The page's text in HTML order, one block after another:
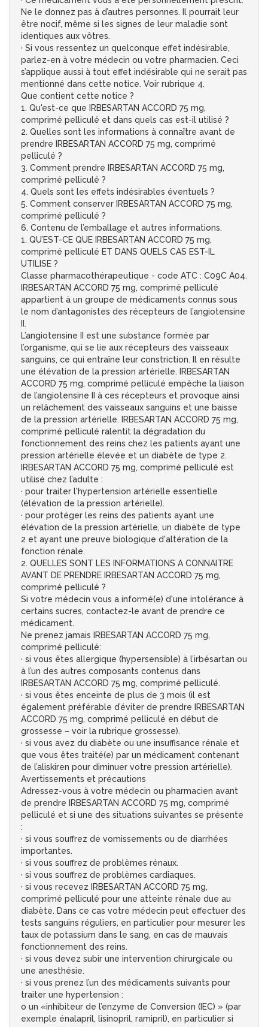
Ne le donnez pas à d’autres personnes. Il pourrait leur
être nocif, même si les signes de leur maladie sont
identiques aux vôtres.
· Si vous ressentez un quelconque effet indésirable,
parlez-en à votre médecin ou votre pharmacien. Ceci
s’applique aussi à tout effet indésirable qui ne serait pas
mentionné dans cette notice. Voir rubrique 4.
Que contient cette notice ?
1. Qu'est-ce que IRBESARTAN ACCORD 75 mg,
comprimé pelliculé et dans quels cas est-il utilisé ?
2. Quelles sont les informations à connaître avant de
prendre IRBESARTAN ACCORD 75 mg, comprimé
pelliculé ?
3. Comment prendre IRBESARTAN ACCORD 75 mg,
comprimé pelliculé ?
4. Quels sont les effets indésirables éventuels ?
5. Comment conserver IRBESARTAN ACCORD 75 mg,
comprimé pelliculé ?
6. Contenu de l’emballage et autres informations.
1. QU’EST-CE QUE IRBESARTAN ACCORD 75 mg,
comprimé pelliculé ET DANS QUELS CAS EST-IL
UTILISE ?
Classe pharmacothérapeutique - code ATC : C09C A04.
IRBESARTAN ACCORD 75 mg, comprimé pelliculé
appartient à un groupe de médicaments connus sous
le nom d’antagonistes des récepteurs de l’angiotensine
II.
L’angiotensine II est une substance formée par
l’organisme, qui se lie aux récepteurs des vaisseaux
sanguins, ce qui entraîne leur constriction. Il en résulte
une élévation de la pression artérielle. IRBESARTAN
ACCORD 75 mg, comprimé pelliculé empêche la liaison
de l’angiotensine II à ces récepteurs et provoque ainsi
un relâchement des vaisseaux sanguins et une baisse
de la pression artérielle. IRBESARTAN ACCORD 75 mg,
comprimé pelliculé ralentit la dégradation du
fonctionnement des reins chez les patients ayant une
pression artérielle élevée et un diabète de type 2.
IRBESARTAN ACCORD 75 mg, comprimé pelliculé est
utilisé chez l’adulte :
· pour traiter l'hypertension artérielle essentielle
(élévation de la pression artérielle).
· pour protéger les reins des patients ayant une
élévation de la pression artérielle, un diabète de type
2 et ayant une preuve biologique d'altération de la
fonction rénale.
2. QUELLES SONT LES INFORMATIONS A CONNAITRE
AVANT DE PRENDRE IRBESARTAN ACCORD 75 mg,
comprimé pelliculé ?
Si votre médecin vous a informé(e) d'une intolérance à
certains sucres, contactez-le avant de prendre ce
médicament.
Ne prenez jamais IRBESARTAN ACCORD 75 mg,
comprimé pelliculé:
· si vous êtes allergique (hypersensible) à l’irbésartan ou
à l’un des autres composants contenus dans
IRBESARTAN ACCORD 75 mg, comprimé pelliculé.
· si vous êtes enceinte de plus de 3 mois (il est
également préférable d’éviter de prendre IRBESARTAN
ACCORD 75 mg, comprimé pelliculé en début de
grossesse – voir la rubrique grossesse).
· si vous avez du diabète ou une insuffisance rénale et
que vous êtes traité(e) par un médicament contenant
de l’aliskiren pour diminuer votre pression artérielle).
Avertissements et précautions
Adressez-vous à votre médecin ou pharmacien avant
de prendre IRBESARTAN ACCORD 75 mg, comprimé
pelliculé et si une des situations suivantes se présente
:
· si vous souffrez de vomissements ou de diarrhées
importantes.
· si vous souffrez de problèmes rénaux.
· si vous souffrez de problèmes cardiaques.
· si vous recevez IRBESARTAN ACCORD 75 mg,
comprimé pelliculé pour une atteinte rénale due au
diabète. Dans ce cas votre médecin peut effectuer des
tests sanguins réguliers, en particulier pour mesurer les
taux de potassium dans le sang, en cas de mauvais
fonctionnement des reins.
· si vous devez subir une intervention chirurgicale ou
une anesthésie.
· si vous prenez l’un des médicaments suivants pour
traiter une hypertension :
o un «inhibiteur de l’enzyme de Conversion (IEC) » (par
exemple énalapril, lisinopril, ramipril), en particulier si